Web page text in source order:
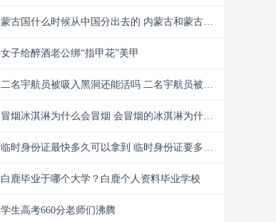
蒙古国什么时候从中国分出去的 内蒙古和蒙古国
女子给醉酒老公绑“指甲花”美甲
二名宇航员被吸入黑洞还能活吗 二名宇航员被吸
冒烟冰淇淋为什么会冒烟 会冒烟的冰淇淋为什么
临时身份证最快多久可以拿到 临时身份证要多久
白鹿毕业于哪个大学？白鹿个人资料毕业学校
学生高考660分老师们沸腾